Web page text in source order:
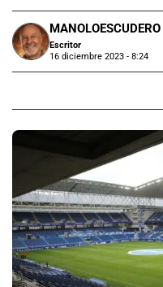
MANOLOESCUDERO
Escritor
16 diciembre 2023 - 8:24